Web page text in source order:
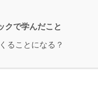
クで学んだこと
ることになる？